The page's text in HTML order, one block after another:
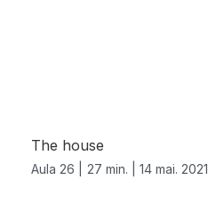
The house
Aula 26 | 27 min. | 14 mai. 2021